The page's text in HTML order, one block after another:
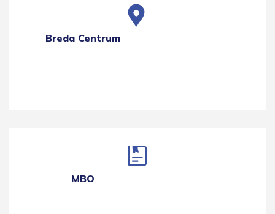
Breda Centrum
MBO